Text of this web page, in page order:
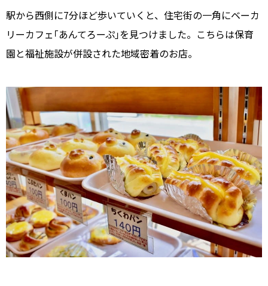
駅から西側に7分ほど歩いていくと、住宅街の一角にベーカ
リーカフェ｢あんてろーぷ｣を見つけました。こちらは保育
園と福祉施設が併設された地域密着のお店。